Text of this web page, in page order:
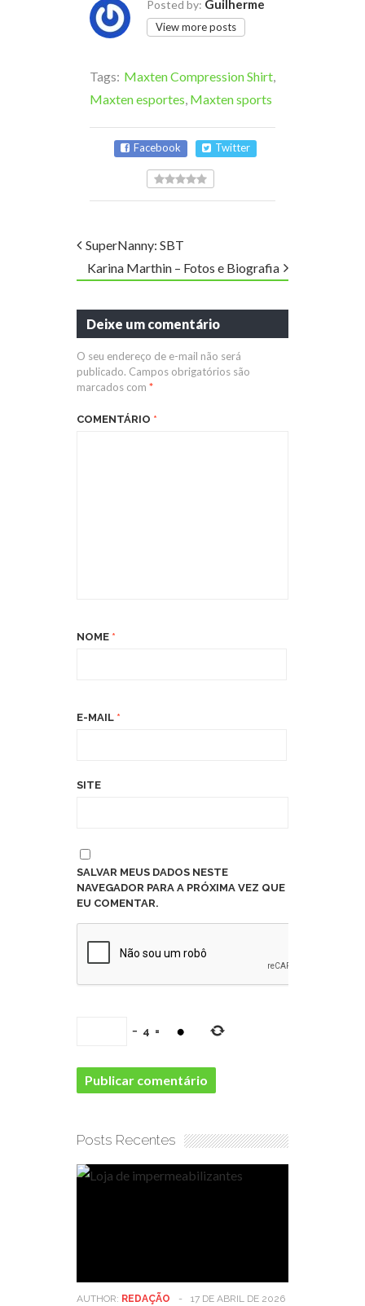
Posted by: Guilherme
View more posts
Tags: Maxten Compression Shirt,
Maxten esportes, Maxten sports
Facebook Twitter
SuperNanny: SBT
Karina Marthin – Fotos e Biografia
Deixe um comentário
O seu endereço de e-mail não será
publicado. Campos obrigatórios são
marcados com *
COMENTÁRIO *
NOME *
E-MAIL *
SITE
SALVAR MEUS DADOS NESTE
NAVEGADOR PARA A PRÓXIMA VEZ QUE
EU COMENTAR.
− 4 =
Posts Recentes
AUTHOR: REDAÇÃO - 17 DE ABRIL DE 2026